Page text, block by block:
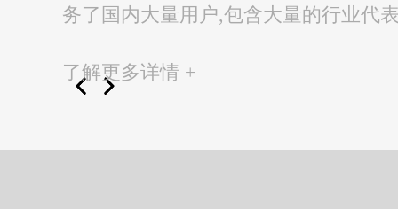
务了国内大量用户,包含大量的行业代
了解更多详情 +